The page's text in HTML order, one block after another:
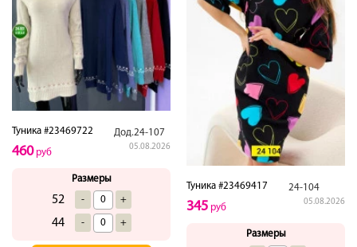
Туника #23469722 Дод.24-107
05.08.2026
460руб
Размеры
52 - +
44 - +
Туника #23469417 24-104
05.08.2026
345 руб
Размеры